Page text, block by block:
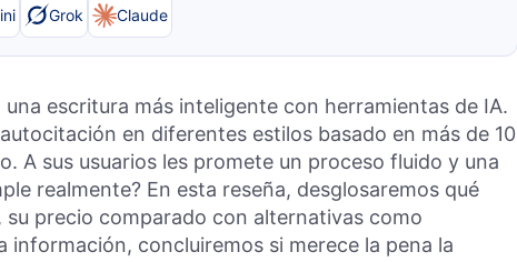
Grok Claude
escritura más inteligente con herramientas de IA.
en diferentes estilos basado en más de 10
A sus usuarios les promete un proceso fluido y una
realmente? En esta reseña, desglosaremos qué
precio comparado con alternativas como
información, concluiremos si merece la pena la